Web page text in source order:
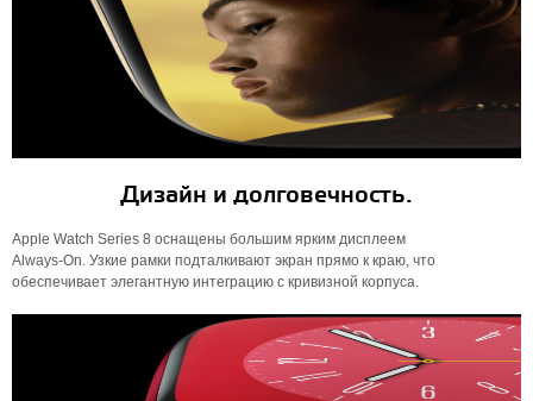
Дизайн и долговечность.
Apple Watch Series 8 оснащены большим ярким дисплеем
Always‑On. Узкие рамки подталкивают экран прямо к краю, что
обеспечивает элегантную интеграцию с кривизной корпуса.